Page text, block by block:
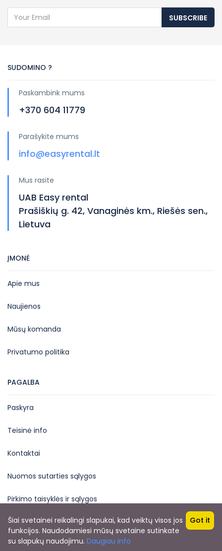
€125
SUBSCRIBE
SUDOMINO ?
Paskambink mums
+370 604 11779
Parašykite mums
info@easyrental.lt
Mus rasite
UAB Easy rental
Prašiškių g. 42, Vanaginės km., Riešės sen.,
Lietuva
ĮMONĖ
Apie mus
Naujienos
Mūsų komanda
Privatumo politika
PAGALBA
Paskyra
Teisinė info
Kontaktai
Nuomos sutarties sąlygos
Pirkimo taisyklės ir sąlygos
Easy Rental
Šiai svetainei reikalingi slapukai, kad veiktų visos jos
funkcijos. Naudodamiesi mūsų svetaine sutinkate
su slapukų naudojimu. Daugiau info
Got it